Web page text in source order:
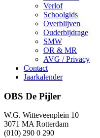
Verlof
Schoolgids
Overblijven
Ouderbijdrage
SMW
OR & MR
AVG / Privacy
Contact
Jaarkalender
OBS De Pijler
W.G. Witteveenplein 10
3071 MA Rotterdam
(010) 290 0 290